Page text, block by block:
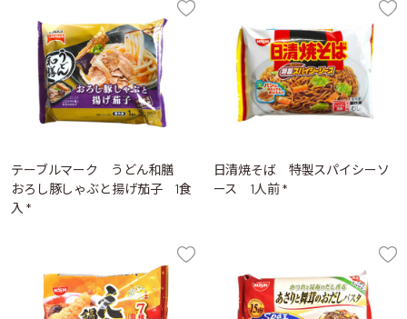
テーブルマーク うどん和膳
おろし豚しゃぶと揚げ茄子 1食
入 *
日清焼そば 特製スパイシーソ
ース 1人前 *